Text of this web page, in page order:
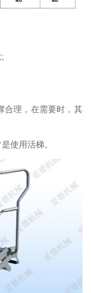
合理，在需要时，其
使用活梯。